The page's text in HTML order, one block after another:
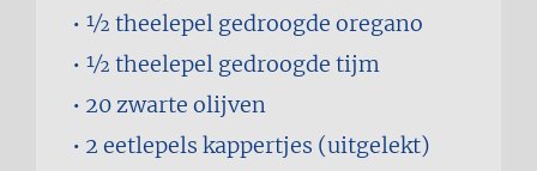
1⁄2 theelepel gedroogde oregano
1⁄2 theelepel gedroogde tijm
20zwarte olijven
2 eetlepels kappertjes (uitgelekt)